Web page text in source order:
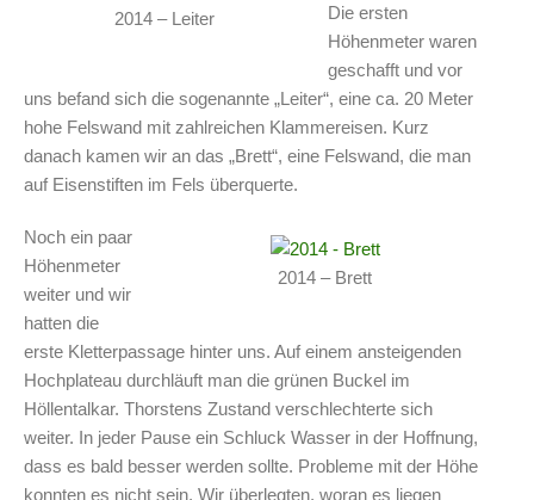
2014 – Leiter
Die ersten
Höhenmeter waren
geschafft und vor
uns befand sich die sogenannte „Leiter“, eine ca. 20 Meter
hohe Felswand mit zahlreichen Klammereisen. Kurz
danach kamen wir an das „Brett“, eine Felswand, die man
auf Eisenstiften im Fels überquerte.
2014 – Brett
Noch ein paar
Höhenmeter
weiter und wir
hatten die
erste Kletterpassage hinter uns. Auf einem ansteigenden
Hochplateau durchläuft man die grünen Buckel im
Höllentalkar. Thorstens Zustand verschlechterte sich
weiter. In jeder Pause ein Schluck Wasser in der Hoffnung,
dass es bald besser werden sollte. Probleme mit der Höhe
konnten es nicht sein. Wir überlegten, woran es liegen